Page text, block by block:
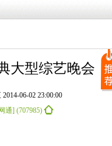
大型综艺晚会
06-02 23:00:00
通] (707985)